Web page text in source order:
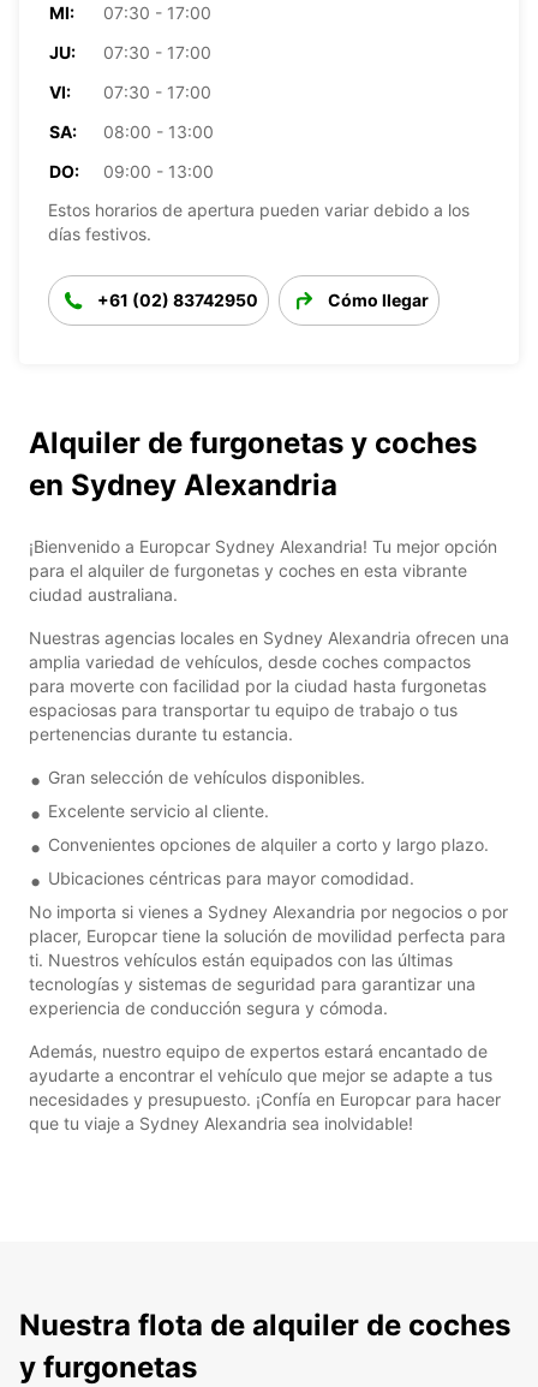
MI:
07:30 - 17:00
JU:
07:30 - 17:00
VI:
07:30 - 17:00
SA:
08:00 - 13:00
DO:
09:00 - 13:00
Estos horarios de apertura pueden variar debido a los
días festivos.
+61 (02) 83742950 Cómo llegar
Alquiler de furgonetas y coches
en Sydney Alexandria
¡Bienvenido a Europcar Sydney Alexandria! Tu mejor opción
para el alquiler de furgonetas y coches en esta vibrante
ciudad australiana.
Nuestras agencias locales en Sydney Alexandria ofrecen una
amplia variedad de vehículos, desde coches compactos
para moverte con facilidad por la ciudad hasta furgonetas
espaciosas para transportar tu equipo de trabajo o tus
pertenencias durante tu estancia.
Gran selección de vehículos disponibles.
Excelente servicio al cliente.
Convenientes opciones de alquiler a corto y largo plazo.
Ubicaciones céntricas para mayor comodidad.
No importa si vienes a Sydney Alexandria por negocios o por
placer, Europcar tiene la solución de movilidad perfecta para
ti. Nuestros vehículos están equipados con las últimas
tecnologías y sistemas de seguridad para garantizar una
experiencia de conducción segura y cómoda.
Además, nuestro equipo de expertos estará encantado de
ayudarte a encontrar el vehículo que mejor se adapte a tus
necesidades y presupuesto. ¡Confía en Europcar para hacer
que tu viaje a Sydney Alexandria sea inolvidable!
Nuestra flota de alquiler de coches
y furgonetas